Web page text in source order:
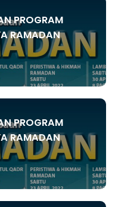
PROGRAM
RAMADAN
PROGRAM
RAMADAN